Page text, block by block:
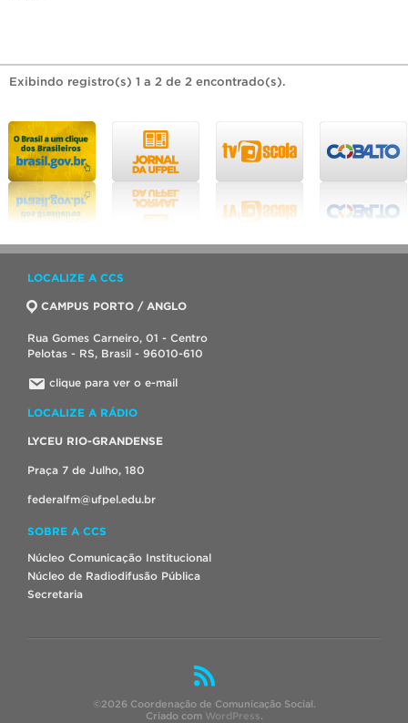
Exibindo registro(s) 1 a 2 de 2 encontrado(s).
LOCALIZE A CCS
CAMPUS PORTO / ANGLO
Rua Gomes Carneiro, 01 - Centro
Pelotas - RS, Brasil - 96010-610
clique para ver o e-mail
LOCALIZE A RÁDIO
LYCEU RIO-GRANDENSE
Praça 7 de Julho, 180
federalfm@ufpel.edu.br
SOBRE A CCS
Núcleo Comunicação Institucional
Núcleo de Radiodifusão Pública
Secretaria
©2026 Coordenação de Comunicação Social.
Criado com WordPress.